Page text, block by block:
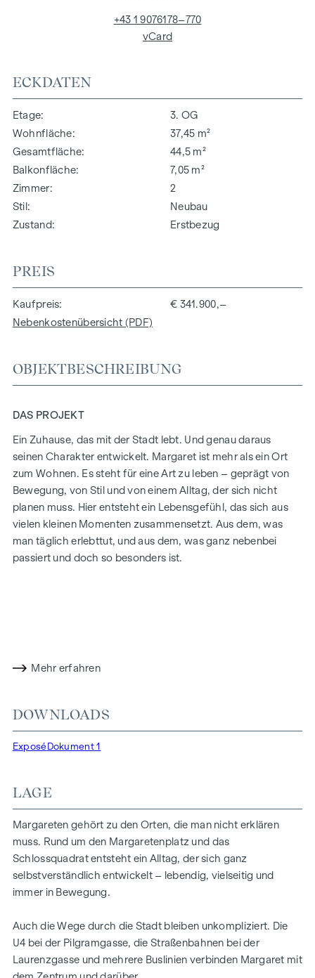
ECKDATEN
Etage
3. OG
Wohnfläche
37,45 m²
Gesamtfläche
44,5 m²
Balkonfläche
7,05 m²
Zimmer
2
Stil
Neubau
Zustand
Erstbezug
PREIS
Kaufpreis
€ 341.900,–
Nebenkostenübersicht (PDF)
OBJEKTBESCHREIBUNG
DAS PROJEKT
Ein Zuhause, das mit der Stadt lebt. Und genau daraus
seinen Charakter entwickelt. Margaret ist mehr als ein Ort
zum Wohnen. Es steht für eine Art zu leben – geprägt von
Bewegung, von Stil und von einem Alltag, der sich nicht
planen muss. Hier entsteht ein Lebensgefühl, das sich aus
vielen kleinen Momenten zusammensetzt. Aus dem, was
man täglich erlebttut, und aus dem, was ganz nebenbei
passiert und doch so besonders ist.
Urban, stilvoll und mit einem Gespür für das, was heute
Bewusst gewählt und gemacht für Menschen, die nicht
einfach wohnen, sondern ihren eigenen Rhythmus leben.
Margaret ist das, was das Leben in Wien ausmacht.
2 Townhouses mit Eigengärten im Innenhof
Penthouse mit Wienblick & privater Liftfahrt
Wohnflächen von 37 bis 200 m² | 2–5 Zimmer
Balkone, Loggien, Terrassen und Gärten
Grünes Gartenkonzept im Innenhof
Garagenplätze | E-Mobilität
Angestrebte DGNB Gold Zertifizierung
AUSSTATTUNG
Mehr erfahren
DOWNLOADS
Exposé Dokument 1
LAGE
Margareten gehört zu den Orten, die man nicht erklären
muss. Rund um den Margaretenplatz und das
Schlossquadrat entsteht ein Alltag, der sich ganz
selbstverständlich entwickelt – lebendig, vielseitig und
immer in Bewegung.
Auch die Wege durch die Stadt bleiben unkompliziert. Die
U4 bei der Pilgramgasse, die Straßenbahnen bei der
Laurenzgasse und mehrere Buslinien verbinden Margaret mit
+43 1 9076178–770
vCard